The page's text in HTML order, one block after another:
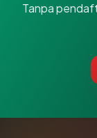
Tanpa